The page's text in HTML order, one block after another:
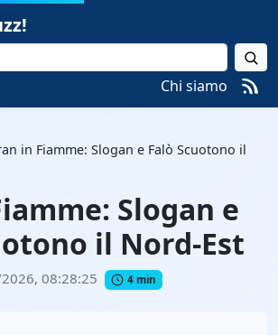
Chi siamo
in Fiamme: Slogan e Falò Scuotono il
Slogan e
il Nord-Est
08:28:25 4 min